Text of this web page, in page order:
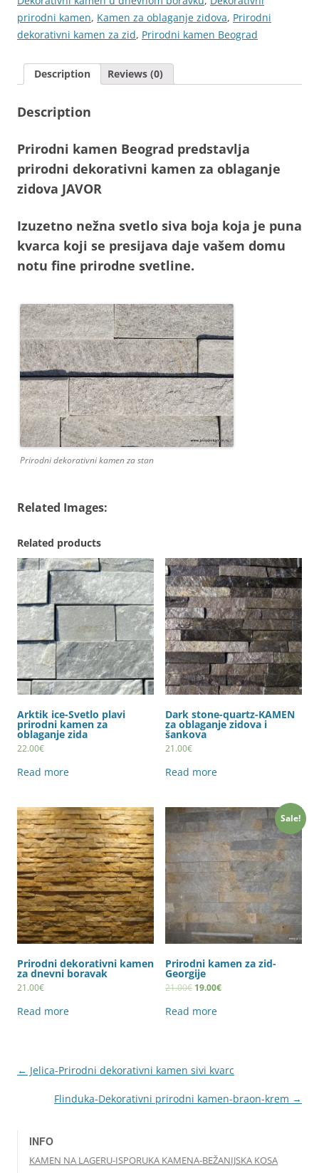
prirodni kamen, Kamen za oblaganje zidova, Prirodni
dekorativni kamen za zid, Prirodni kamen Beograd
Description Reviews (0)
Description
Prirodni kamen Beograd predstavlja
prirodni dekorativni kamen za oblaganje
zidova JAVOR
Izuzetno nežna svetlo siva boja koja je puna
kvarca koji se presijava daje vašem domu
notu fine prirodne svetline.
Prirodni dekorativni kamen za stan
Related Images:
Related products
Arktik ice-Svetlo plavi
prirodni kamen za
oblaganje zida
22.00€
Read more
Dark stone-quartz-KAMEN
za oblaganje zidova i
šankova
21.00€
Read more
Prirodni dekorativni kamen
za dnevni boravak
21.00€
Read more
Sale!
Prirodni kamen za zid-
Georgije
21.00€ 19.00€
Read more
← Jelica-Prirodni dekorativni kamen sivi kvarc
Flinduka-Dekorativni prirodni kamen-braon-krem →
INFO
KAMEN NA LAGERU-ISPORUKA KAMENA-BEŽANIJSKA KOSA